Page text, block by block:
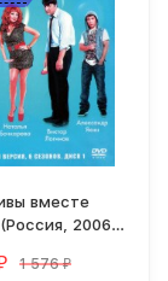
вместе
2006-
363 серии)
1 576₽